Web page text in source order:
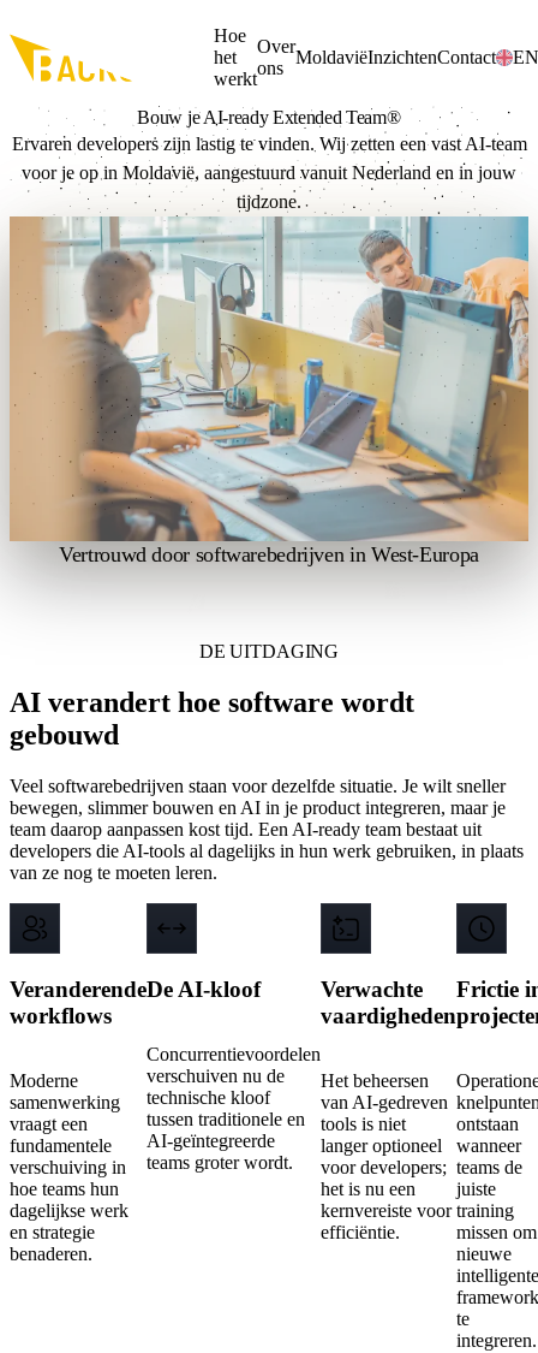
Hoe
het
werkt
Over
ons
MoldaviëInzichtenContact
Bouw je AI-readyExtended Team®
Ervaren developers zijn lastig te vinden. Wij zetten een vast AI-team
voor je op in Moldavië, aangestuurd vanuit Nederland en in jouw
tijdzone.
Vertrouwd door softwarebedrijven in West-Europa
DE UITDAGING
AI verandert hoe software wordt
gebouwd
Veel softwarebedrijven staan voor dezelfde situatie. Je wilt sneller
bewegen, slimmer bouwen en AI in je product integreren, maar je
team daarop aanpassen kost tijd. Een AI-ready team bestaat uit
developers die AI-tools al dagelijks in hun werk gebruiken, in plaats
van ze nog te moeten leren.
Veranderende
workflows
Moderne
samenwerking
vraagt een
fundamentele
verschuiving in
hoe teams hun
dagelijkse werk
en strategie
benaderen.
De AI-kloof
Concurrentievoordelen
verschuiven nu de
technische kloof
tussen traditionele en
AI-geïntegreerde
teams groter wordt.
Verwachte
vaardigheden
Het beheersen
van AI-gedreven
tools is niet
langer optioneel
voor developers;
het is nu een
kernvereiste voor
efficiëntie.
Frictie
ontstaan
wanneer
teams de
juiste
training
missen om
nieuwe
intelligente
te
integreren.